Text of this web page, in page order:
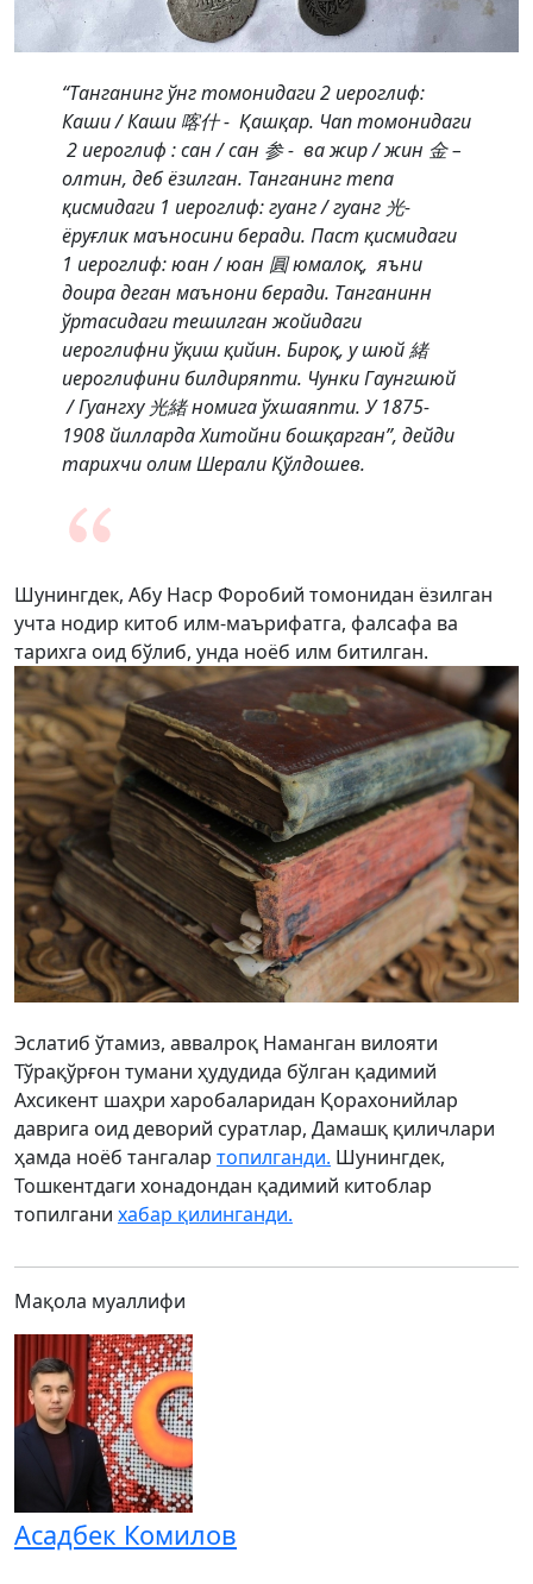
“Танганинг ўнг томонидаги 2 иероглиф:
Каши / Каши 喀什 - Қашқар. Чап томонидаги
2 иероглиф : сан / сан 参 - ва жир / жин 金 –
олтин, деб ёзилган. Танганинг тепа
қисмидаги 1 иероглиф: гуанг / гуанг 光-
ёруғлик маъносини беради. Паст қисмидаги
1 иероглиф: юан / юан 圓 юмалоқ, яъни
доира деган маънони беради. Танганинн
ўртасидаги тешилган жойидаги
иероглифни ўқиш қийин. Бироқ, у шюй 緒
иероглифини билдиряпти. Чунки Гаунгшюй
/ Гуангху 光緒 номига ўхшаяпти. У 1875-
1908 йилларда Хитойни бошқарган”, дейди
тарихчи олим Шерали Қўлдошев.
Шунингдек, Абу Наср Форобий томонидан ёзилган
учта нодир китоб илм-маърифатга, фалсафа ва
тарихга оид бўлиб, унда ноёб илм битилган.
Эслатиб ўтамиз, аввалроқ Наманган вилояти
Тўрақўрғон тумани ҳудудида бўлган қадимий
Ахсикент шаҳри харобаларидан Қорахонийлар
даврига оид деворий суратлар, Дамашқ қиличлари
ҳамда ноёб тангалар топилганди. Шунингдек,
Тошкентдаги хонадондан қадимий китоблар
топилгани хабар қилинганди.
Мақола муаллифи
Асадбек Комилов